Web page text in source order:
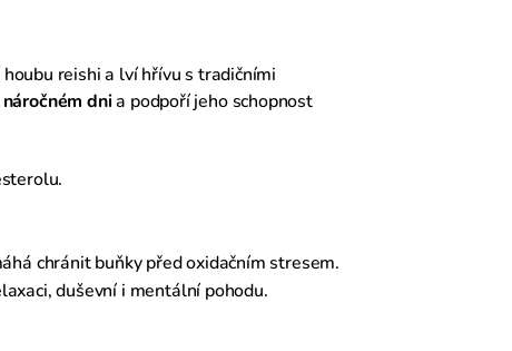
reishi a lví hřívu s tradičními
dnia podpoří jeho schopnost
chránit buňky před oxidačním stresem.
duševní i mentální pohodu.